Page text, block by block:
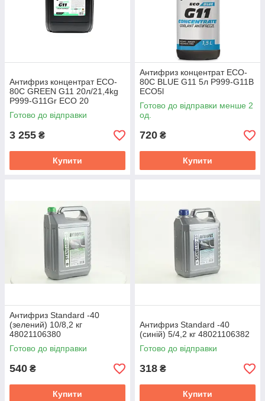
Антифриз концентрат ECO-
80C GREEN G11 20л/21,4kg
P999-G11Gr ECO 20
Готово до відправки
3 255 ₴
Купити
Антифриз концентрат ECO-
80C BLUE G11 5л P999-G11B
ECO5l
Готово до відправки менше 2
од.
720 ₴
Купити
Антифриз Standard -40
(зелений) 10/8,2 кг
48021106380
Готово до відправки
540 ₴
Купити
Антифриз Standard -40
(синій) 5/4,2 кг 48021106382
Готово до відправки
318 ₴
Купити